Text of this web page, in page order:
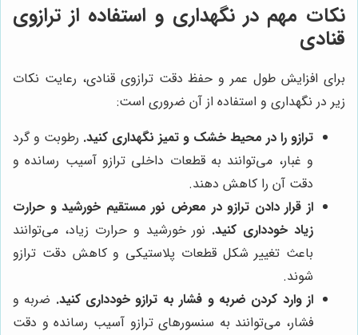
نکات مهم در نگهداری و استفاده از ترازوی
قنادی
برای افزایش طول عمر و حفظ دقت ترازوی قنادی، رعایت نکات
زیر در نگهداری و استفاده از آن ضروری است:
ترازو را در محیط خشک و تمیز نگهداری کنید. رطوبت و گرد
و غبار، می‌توانند به قطعات داخلی ترازو آسیب رسانده و
دقت آن را کاهش دهند.
از قرار دادن ترازو در معرض نور مستقیم خورشید و حرارت
زیاد خودداری کنید. نور خورشید و حرارت زیاد، می‌توانند
باعث تغییر شکل قطعات پلاستیکی و کاهش دقت ترازو
شوند.
از وارد کردن ضربه و فشار به ترازو خودداری کنید. ضربه و
فشار، می‌توانند به سنسورهای ترازو آسیب رسانده و دقت